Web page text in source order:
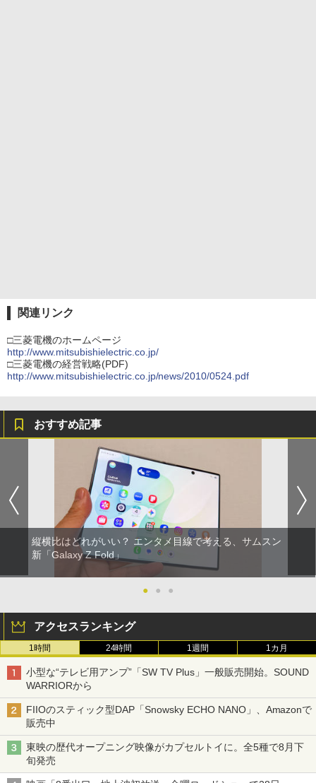
関連リンク
□三菱電機のホームページ
http://www.mitsubishielectric.co.jp/
□三菱電機の経営戦略(PDF)
http://www.mitsubishielectric.co.jp/news/2010/0524.pdf
おすすめ記事
縦横比はどれがいい？ エンタメ目線で考える、サムスン
新「Galaxy Z Fold」
● ● ●
アクセスランキング
1時間 24時間 1週間 1カ月
小型な“テレビ用アンプ”「SW TV Plus」一般販売開始。SOUND
WARRIORから
FIIOのスティック型DAP「Snowsky ECHO NANO」、Amazonで
販売中
東映の歴代オープニング映像がカプセルトイに。全5種で8月下
旬発売